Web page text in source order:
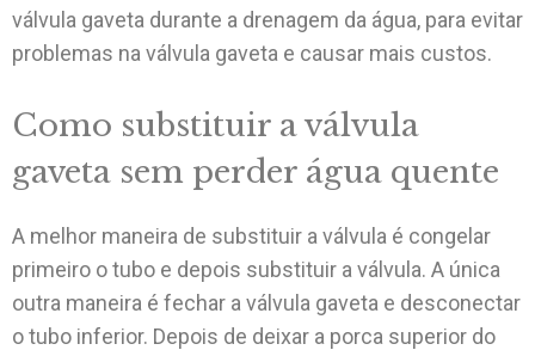
válvula gaveta durante a drenagem da água, para evitar
problemas na válvula gaveta e causar mais custos.
Como substituir a válvula
gaveta sem perder água quente
A melhor maneira de substituir a válvula é congelar
primeiro o tubo e depois substituir a válvula. A única
outra maneira é fechar a válvula gaveta e desconectar
o tubo inferior. Depois de deixar a porca superior do